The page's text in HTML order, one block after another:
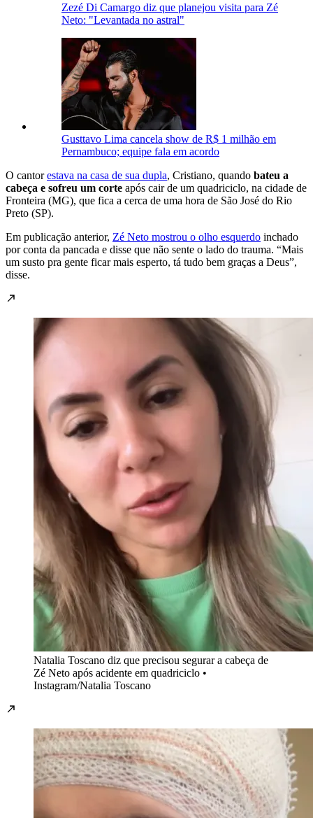
Zezé Di Camargo diz que planejou visita para Zé
Neto: "Levantada no astral"
Gusttavo Lima cancela show de R$ 1 milhão em
Pernambuco; equipe fala em acordo
O cantorestava na casa de sua dupla, Cristiano, quando bateu a
cabeça e sofreu um corte após cair de um quadriciclo, na cidade de
Fronteira (MG), que fica a cerca de uma hora de São José do Rio
Preto (SP).
Em publicação anterior, Zé Neto mostrou o olho esquerdo inchado
por conta da pancada e disse que não sente o lado do trauma. “Mais
um susto pra gente ficar mais esperto, tá tudo bem graças a Deus”,
disse.
Natalia Toscano diz que precisou segurar a cabeça de
Zé Neto após acidente em quadriciclo •
Instagram/Natalia Toscano